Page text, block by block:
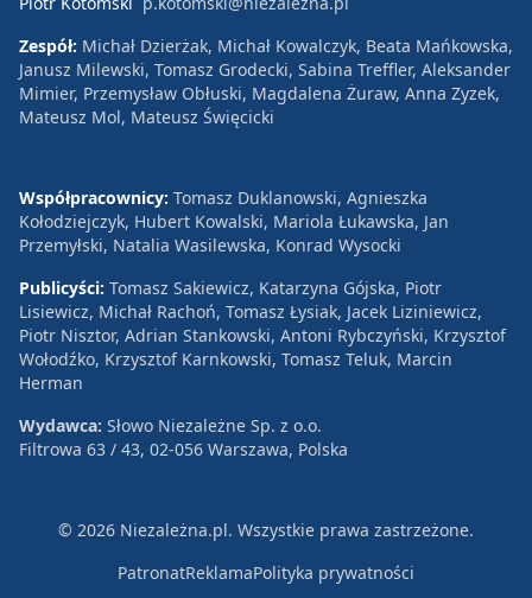
Zespół: Michał Dzierżak, Michał Kowalczyk, Beata Mańkowska,
Janusz Milewski, Tomasz Grodecki, Sabina Treffler, Aleksander
Mimier, Przemysław Obłuski, Magdalena Żuraw, Anna Zyzek,
Mateusz Mol, Mateusz Święcicki
Współpracownicy: Tomasz Duklanowski, Agnieszka
Kołodziejczyk, Hubert Kowalski, Mariola Łukawska, Jan
Przemyłski, Natalia Wasilewska, Konrad Wysocki
Publicyści: Tomasz Sakiewicz, Katarzyna Gójska, Piotr
Lisiewicz, Michał Rachoń, Tomasz Łysiak, Jacek Liziniewicz,
Piotr Nisztor, Adrian Stankowski, Antoni Rybczyński, Krzysztof
Wołodźko, Krzysztof Karnkowski, Tomasz Teluk, Marcin
Herman
Wydawca: Słowo Niezależne Sp. z o.o.
Filtrowa 63 / 43, 02-056 Warszawa, Polska
© 2026 Niezależna.pl. Wszystkie prawa zastrzeżone.
PatronatReklamaPolityka prywatności